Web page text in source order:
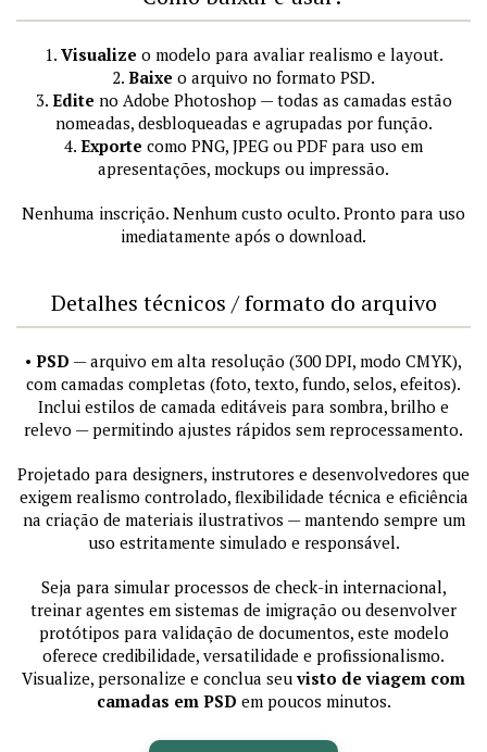
1. Visualize o modelo para avaliar realismo e layout.
2. Baixe o arquivo no formato PSD.
3. Edite no Adobe Photoshop — todas as camadas estão
nomeadas, desbloqueadas e agrupadas por função.
4. Exporte como PNG, JPEG ou PDF para uso em
apresentações, mockups ou impressão.
Nenhuma inscrição. Nenhum custo oculto. Pronto para uso
imediatamente após o download.
Detalhes técnicos / formato do arquivo
• PSD — arquivo em alta resolução (300 DPI, modo CMYK),
com camadas completas (foto, texto, fundo, selos, efeitos).
Inclui estilos de camada editáveis para sombra, brilho e
relevo — permitindo ajustes rápidos sem reprocessamento.
Projetado para designers, instrutores e desenvolvedores que
exigem realismo controlado, flexibilidade técnica e eficiência
na criação de materiais ilustrativos — mantendo sempre um
uso estritamente simulado e responsável.
Seja para simular processos de check-in internacional,
treinar agentes em sistemas de imigração ou desenvolver
protótipos para validação de documentos, este modelo
oferece credibilidade, versatilidade e profissionalismo.
Visualize, personalize e conclua seuvisto de viagem com
camadas em PSD em poucos minutos.